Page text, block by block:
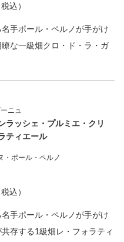
税込）
手ポール・ペルノが手がけ
な一級畑クロ・ド・ラ・ガ
ニュ
ラッシェ・プルミエ・クリ
ティエール
・ポール・ペルノ
税込）
手ポール・ペルノが手がけ
存する1級畑レ・フォラティ